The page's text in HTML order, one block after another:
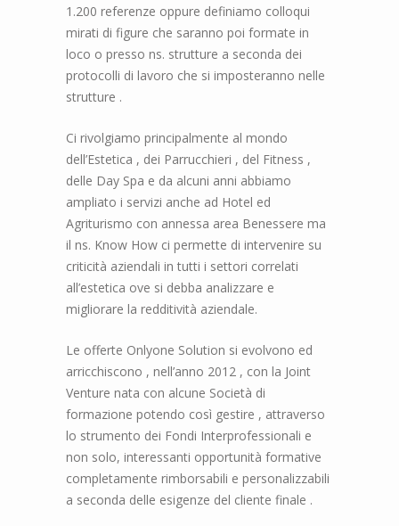
1.200 referenze oppure definiamo colloqui
mirati di figure che saranno poi formate in
loco o presso ns. strutture a seconda dei
protocolli di lavoro che si imposteranno nelle
strutture .
Ci rivolgiamo principalmente al mondo
dell’Estetica , dei Parrucchieri , del Fitness ,
delle Day Spa e da alcuni anni abbiamo
ampliato i servizi anche ad Hotel ed
Agriturismo con annessa area Benessere ma
il ns. Know How ci permette di intervenire su
criticità aziendali in tutti i settori correlati
all’estetica ove si debba analizzare e
migliorare la redditività aziendale.
Le offerte Onlyone Solution si evolvono ed
arricchiscono , nell’anno 2012 , con la Joint
Venture nata con alcune Società di
formazione potendo così gestire , attraverso
lo strumento dei Fondi Interprofessionali e
non solo, interessanti opportunità formative
completamente rimborsabili e personalizzabili
a seconda delle esigenze del cliente finale .